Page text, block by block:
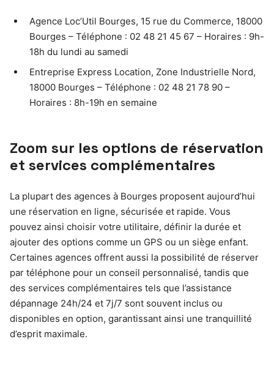
Agence Loc’Util Bourges, 15 rue du Commerce, 18000
Bourges – Téléphone : 02 48 21 45 67 – Horaires : 9h-
18h du lundi au samedi
Entreprise Express Location, Zone Industrielle Nord,
18000 Bourges – Téléphone : 02 48 21 78 90 –
Horaires : 8h-19h en semaine
Zoom sur les options de réservation
et services complémentaires
La plupart des agences à Bourges proposent aujourd’hui
une réservation en ligne, sécurisée et rapide. Vous
pouvez ainsi choisir votre utilitaire, définir la durée et
ajouter des options comme un GPS ou un siège enfant.
Certaines agences offrent aussi la possibilité de réserver
par téléphone pour un conseil personnalisé, tandis que
des services complémentaires tels que l’assistance
dépannage 24h/24 et 7j/7 sont souvent inclus ou
disponibles en option, garantissant ainsi une tranquillité
d’esprit maximale.